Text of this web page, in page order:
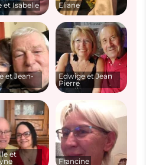
et Isabelle Eliane
et Jean-
Edwige et Jean
Pierre
et
Francine